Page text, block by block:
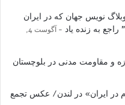
نویس جهان که در ایران
به زنده یاد
آگوست 4,
و مقاومت مدنی در بلوچستان
در ایران» در لندن/ عکس تجمع